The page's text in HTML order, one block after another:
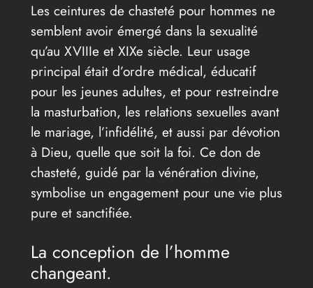
Les ceintures de chasteté pour hommes ne
semblent avoir émergé dans la sexualité
qu’au XVIIIe et XIXe siècle. Leur usage
principal était d’ordre médical, éducatif
pour les jeunes adultes, et pour restreindre
la masturbation, les relations sexuelles avant
le mariage, l’infidélité, et aussi par dévotion
à Dieu, quelle que soit la foi. Ce don de
chasteté, guidé par la vénération divine,
symbolise un engagement pour une vie plus
pure et sanctifiée.
La conception de l’homme
changeant.